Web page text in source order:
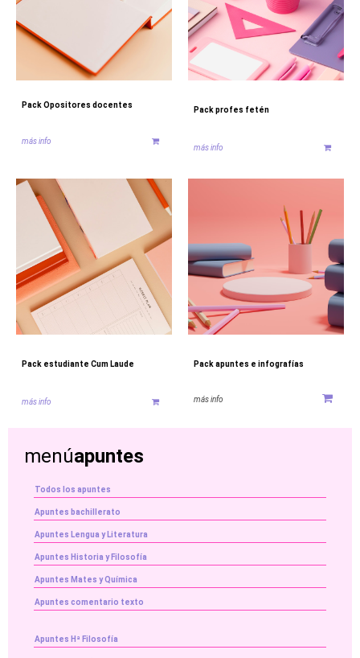
Pack Opositores docentes
más info
Pack profes fetén
más info
Pack estudiante Cum Laude
más info
Pack apuntes e infografías
más info
menúapuntes
Todos los apuntes
Apuntes bachillerato
Apuntes Lengua y Literatura
Apuntes Historia y Filosofía
Apuntes Mates y Química
Apuntes comentario texto
Apuntes Hª Filosofía